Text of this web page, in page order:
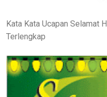
Kata Kata Ucapan Selamat
Terlengkap